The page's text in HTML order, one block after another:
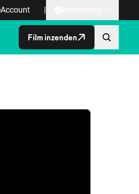
Account |
Film inzenden